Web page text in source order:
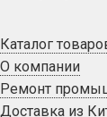
Каталог
О компании
Ремонт
Доставка из